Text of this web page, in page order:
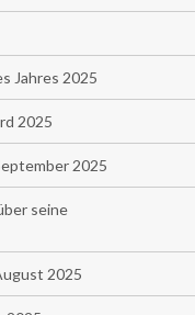
Jahres 2025
2025
2025
seine
2025